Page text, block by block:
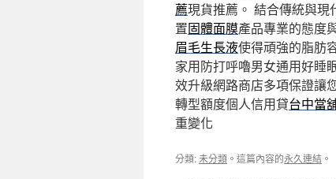
薦現貨推薦。 結合傳統與現
置固體面膜產品專業的態度
眉毛生長液使得頑強的脂肪
家用防打呼嚕男女通用好睡
效升級網路商店多項保證讓
轉型額度個人信用貸台中當
重變化
分類:未分類 。這篇內容的永久連結 。